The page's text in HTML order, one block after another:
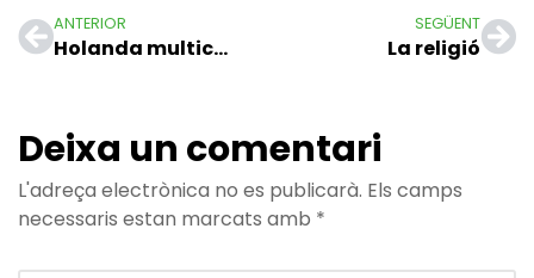
ANTERIOR
Holanda multicultural
SEGÜENT
La religió
Deixa un comentari
L'adreça electrònica no es publicarà. Els camps
necessaris estan marcats amb *